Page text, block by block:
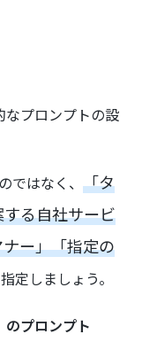
なプロンプトの設
ではなく、「タ
る自社サービ
ー」「指定の
定しましょう。
プロンプト